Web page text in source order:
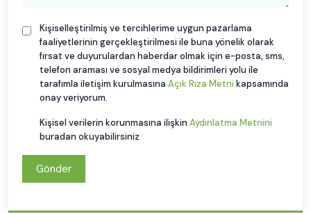
Kişiselleştirilmiş ve tercihlerime uygun pazarlama
faaliyetlerinin gerçekleştirilmesi ile buna yönelik olarak
fırsat ve duyurulardan haberdar olmak için e-posta, sms,
telefon araması ve sosyal medya bildirimleri yolu ile
tarafımla iletişim kurulmasına Açık Rıza Metni kapsamında
onay veriyorum.
Kişisel verilerin korunmasına ilişkin Aydınlatma Metnini
buradan okuyabilirsiniz
Gönder